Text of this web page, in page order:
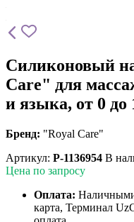
Силиконовый
Care" для
и языка, от 0 до
Бренд: "Royal Care"
Артикул: P-1136954 В
Цена по запросу
Оплата:
карта, Терминал